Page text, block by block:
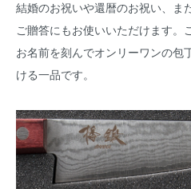
結婚のお祝いや還暦のお祝い、ま
ご贈答にもお使いいただけます。
お名前を刻んでオンリーワンの包
ける一品です。